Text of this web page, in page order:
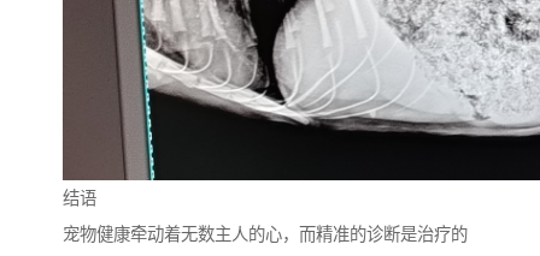
结语
宠物健康牵动着无数主人的心，而精准的诊断是治疗的